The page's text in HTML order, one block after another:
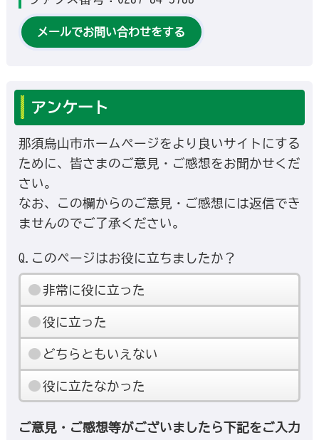
メールでお問い合わせをする
アンケート
那須烏山市ホームページをより良いサイトにする
ために、皆さまのご意見・ご感想をお聞かせくだ
さい。
なお、この欄からのご意見・ご感想には返信でき
ませんのでご了承ください。
Q.このページはお役に立ちましたか？
非常に役に立った
役に立った
どちらともいえない
役に立たなかった
ご意見・ご感想等がございましたら下記をご入力